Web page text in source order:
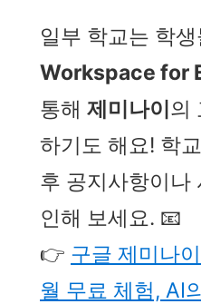
일부 학교는 학생
Workspace for
통해 제미나이 의
하기도 해요! 학
후 공지사항이나
인해 보세요. 📧
👉 구글 제미나
월 무료 체험, AI